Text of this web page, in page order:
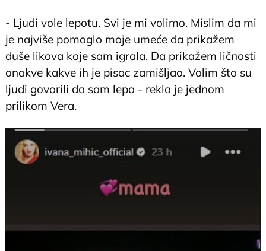
- Ljudi vole lepotu. Svi je mi volimo. Mislim da mi
je najviše pomoglo moje umeće da prikažem
duše likova koje sam igrala. Da prikažem ličnosti
onakve kakve ih je pisac zamišljao. Volim što su
ljudi govorili da sam lepa - rekla je jednom
prilikom Vera.